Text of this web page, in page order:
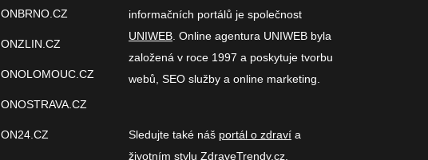
informačních portálů je společnost
UNIWEB . Online agentura UNIWEB byla
založená v roce 1997 a poskytuje tvorbu
webů, SEO služby a online marketing.
Sledujte také náš portál o zdraví a
životním stylu ZdraveTrendy.cz